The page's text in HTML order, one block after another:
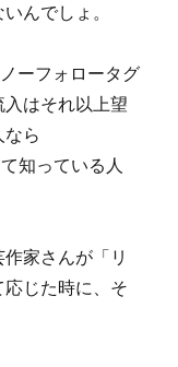
んでしょ。
ーフォロータグ
はそれ以上望
ら
知っている人
家さんが「リ
じた時に、そ